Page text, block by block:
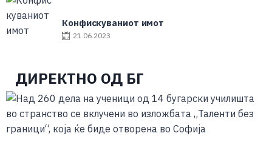
Конфискуваниот имот
21.06.2023
ДИРЕКТНО ОД БГ